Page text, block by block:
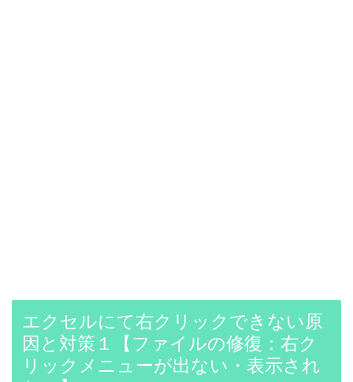
エクセルにて右クリックできない原
因と対策１【ファイルの修復：右ク
リックメニューが出ない・表示され